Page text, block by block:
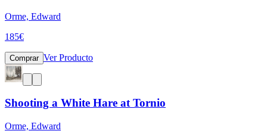
Orme, Edward
185€
Comprar Ver Producto
Shooting a White Hare at Tornio
Orme, Edward